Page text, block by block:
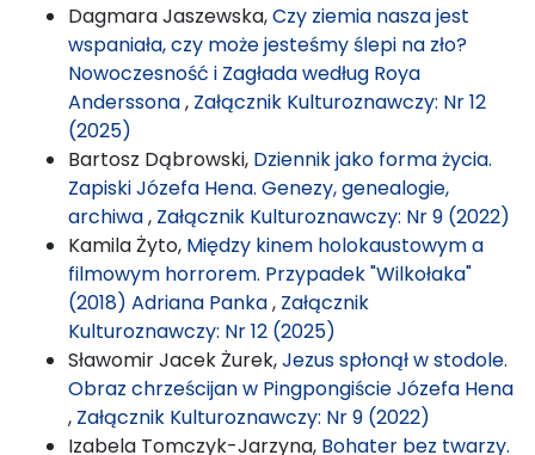
Dagmara Jaszewska,Czy ziemia nasza jest
wspaniała, czy może jesteśmy ślepi na zło?
Nowoczesność i Zagłada według Roya
Anderssona, Załącznik Kulturoznawczy: Nr 12
(2025)
Bartosz Dąbrowski, Dziennik jako forma życia.
Zapiski Józefa Hena. Genezy, genealogie,
archiwa, Załącznik Kulturoznawczy: Nr 9 (2022)
Kamila Żyto, Między kinem holokaustowym a
filmowym horrorem. Przypadek "Wilkołaka"
(2018) Adriana Panka, Załącznik
Kulturoznawczy: Nr 12 (2025)
Sławomir Jacek Żurek,Jezus spłonął w stodole.
Obraz chrześcijan w Pingpongiście Józefa Hena
, Załącznik Kulturoznawczy: Nr 9 (2022)
Izabela Tomczyk-Jarzyna, Bohater bez twarzy.